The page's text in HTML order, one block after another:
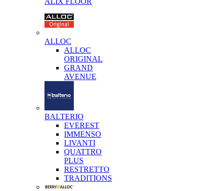
ALLOC
ALLOC
ORIGINAL
GRAND
AVENUE
BALTERIO
EVEREST
IMMENSO
LIVANTI
QUATTRO
PLUS
RESTRETTO
TRADITIONS